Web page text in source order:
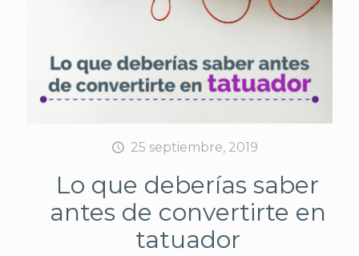
25 septiembre, 2019
Lo que deberías saber
antes de convertirte en
tatuador